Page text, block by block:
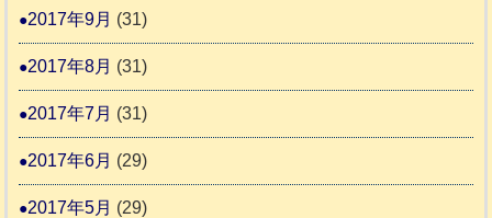
2017年9月 (31)
2017年8月 (31)
2017年7月 (31)
2017年6月 (29)
2017年5月 (29)